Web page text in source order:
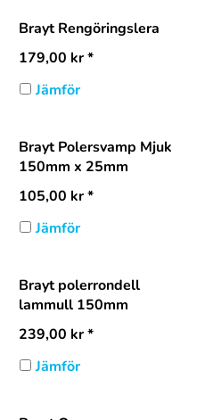
Brayt Rengöringslera
179,00 kr*
Jämför
Brayt Polersvamp Mjuk
150mm x 25mm
105,00 kr*
Jämför
Brayt polerrondell
lammull 150mm
239,00 kr*
Jämför